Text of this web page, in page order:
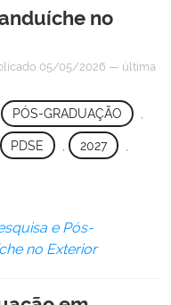
no
05/05/2026 — última
PÓS-GRADUAÇÃO
PDSE , 2027
e Pós-
no Exterior